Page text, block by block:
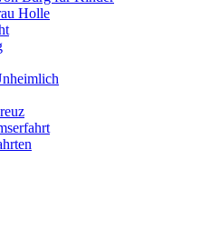
Holle